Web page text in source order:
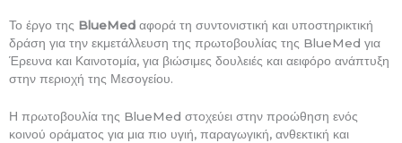
Το έργο της BlueMed αφορά τη συντονιστική και υποστηρικτική
δράση για την εκμετάλλευση της πρωτοβουλίας της BlueMed για
Έρευνα και Καινοτομία, για βιώσιμες δουλειές και αειφόρο ανάπτυξη
στην περιοχή της Μεσογείου.
Η πρωτοβουλία της BlueMed στοχεύει στην προώθηση ενός
κοινού οράματος για μια πιο υγιή, παραγωγική, ανθεκτική και